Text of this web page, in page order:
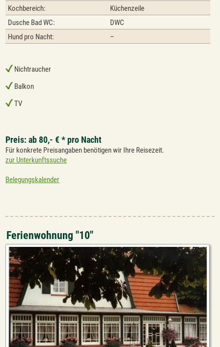
Kochbereich:
Küchenzeile
Dusche Bad WC:
DWC
Hund pro Nacht:
–
Nichtraucher
Balkon
TV
Preis: ab 80,- € * pro Nacht
Für konkrete Preisangaben benötigen wir Ihre Reisezeit.
zur Unterkunftssuche
Belegungskalender
Ferienwohnung "10"